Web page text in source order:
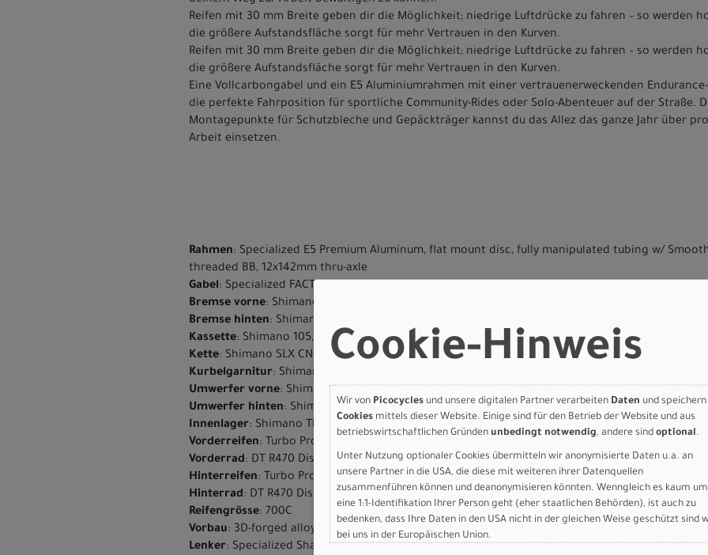
Reifen mit 30 mm Breite geben dir die Möglichkeit; niedrige Luftdrücke zu fahren – so werden
die größere Aufstandsfläche sorgt für mehr Vertrauen in den Kurven.
Reifen mit 30 mm Breite geben dir die Möglichkeit; niedrige Luftdrücke zu fahren – so werden
die größere Aufstandsfläche sorgt für mehr Vertrauen in den Kurven.
Eine Vollcarbongabel und ein E5 Aluminiumrahmen mit einer vertrauenerweckenden
die perfekte Fahrposition für sportliche Community-Rides oder Solo-Abenteuer auf der Straße.
Montagepunkte für Schutzbleche und Gepäckträger kannst du das Allez das ganze Jahr über
Arbeit einsetzen.
Rahmen: Specialized E5 Premium Aluminum, flat mount disc, fully manipulated tubing w/
threaded BB, 12x142mm thru-axle
Gabel: Specialized FACT full carbon, flat mount disc, 1-1/8" to 1-3/8" taper, fender eyelets,
Bremse vorne: Shimano 105, Hydraulic disc, 160mm rotor
Bremse hinten: Shimano 105, Hydraulic disc, 160mm rotor
Kassette: Shimano 105, 12-speed, 11-34t
Kette: Shimano SLX CN-M7100, 12-speed
Kurbelgarnitur: Shimano 105, 12-speed Hollowtech 2, 50/34t
Umwerfer vorne: Shimano 105, Braze-on
Umwerfer hinten: Shimnao 105 R7100, 12-Speed Mechanical
Innenlager: Shimano Threaded BSA BB
Vorderreifen: Turbo Pro, 700x30
Vorderrad: DT R470 Disc
Hinterreifen: Turbo Pro, 700x30
Hinterrad: DT R470 Disc
Reifengrösse: 700C
Vorbau: 3D-forged alloy, 31.8mm, 7-degree rise
Lenker: Specialized Shallow Drop, 6061, 70x125mm, 31.8mm clamp
Cookie-Hinweis
Wir von Picocycles und unsere digitalen Partner verarbeiten Daten und speichern
Cookies mittels dieser Website. Einige sind für den Betrieb der Website und aus
betriebswirtschaftlichen Gründen unbedingt notwendig, andere sind optional.
Unter Nutzung optionaler Cookies übermitteln wir anonymisierte Daten u.a. an
unsere Partner in die USA, die diese mit weiteren ihrer Datenquellen
zusammenführen können und deanonymisieren könnten. Wenngleich es kaum um
eine 1:1-Identifikation Ihrer Person geht (eher staatlichen Behörden), ist auch zu
bedenken, dass Ihre Daten in den USA nicht in der gleichen Weise geschützt sind
bei uns in der Europäischen Union.